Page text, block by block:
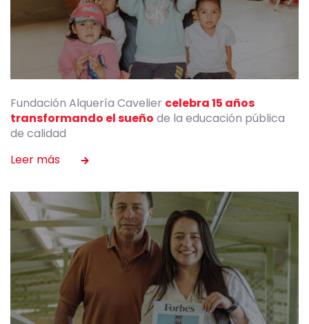
Fundación Alquería Cavelier celebra 15 años
transformando el sueño de la educación pública
de calidad